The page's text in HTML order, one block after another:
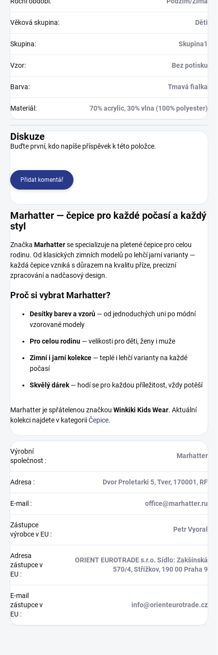
Věková skupina: Děti
Skupina: Skupina1
Vzor: Bez potisku
Barva: Tmavá fialka
Materiál : 70% acrylic, 30% vlna (100% polyester)
Diskuze
Buďte první, kdo napíše příspěvek k této položce.
Přidat komentář
Marhatter — čepice pro každé počasí a každý
styl
Značka Marhatterse specializuje na pletené čepice pro celou
rodinu. Od klasických zimních modelů po lehčí jarní varianty —
každá čepice vzniká s důrazem na kvalitu příze, precizní
zpracování a nadčasový design.
Proč si vybrat Marhatter?
Desítky barev a vzorů — od jednoduchých uni po módní
vzorované modely
Pro celou rodinu — velikosti pro děti, ženy i muže
Zimní i jarní kolekce — teplé i lehčí varianty na každé
počasí
Skvělý dárek — hodí se pro každou příležitost, vždy potěší
Marhatter je spřátelenou značkou Winkiki Kids Wear. Aktuální
kolekci najdete v kategoriiČepice.
Výrobní
společnost :
Marhatter
Adresa : Dvor Proletarki 5, Tver, 170001, RF
E-mail : office@marhatter.ru
Zástupce
výrobce v EU :
Petr Vyoral
Adresa
zástupce v
EU :
ORIENT EUROTRADE s.r.o. Sídlo: Zakšínská
570/4, Střížkov, 190 00 Praha 9
E-mail
zástupce v
EU :
info@orienteurotrade.cz